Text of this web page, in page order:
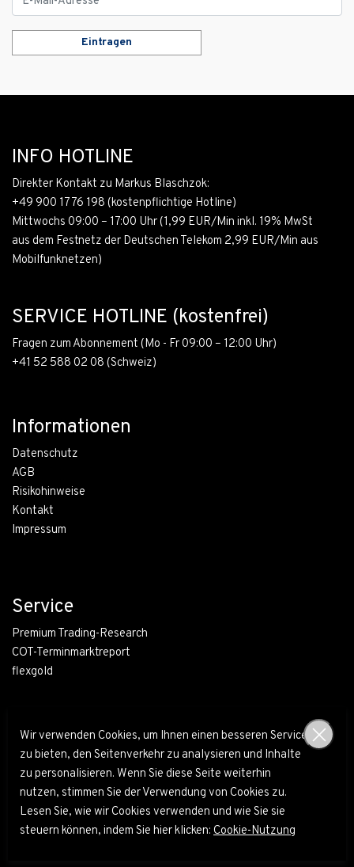
Eintragen
INFO HOTLINE
Direkter Kontakt zu Markus Blaschzok:
+49 900 1776 198 (kostenpflichtige Hotline)
Mittwochs 09:00 – 17:00 Uhr (1,99 EUR/Min inkl. 19% MwSt
aus dem Festnetz der Deutschen Telekom 2,99 EUR/Min aus
Mobilfunknetzen)
SERVICE HOTLINE (kostenfrei)
Fragen zum Abonnement (Mo - Fr 09:00 – 12:00 Uhr)
+41 52 588 02 08 (Schweiz)
Informationen
Datenschutz
AGB
Risikohinweise
Kontakt
Impressum
Service
Premium Trading-Research
COT-Terminmarktreport
flexgold
© Blaschzok Financial Research 2010 - 2026
Wir verwenden Cookies, um Ihnen einen besseren Service
zu bieten, den Seitenverkehr zu analysieren und Inhalte
zu personalisieren. Wenn Sie diese Seite weiterhin
nutzen, stimmen Sie der Verwendung von Cookies zu.
Lesen Sie, wie wir Cookies verwenden und wie Sie sie
steuern können, indem Sie hier klicken: Cookie-Nutzung